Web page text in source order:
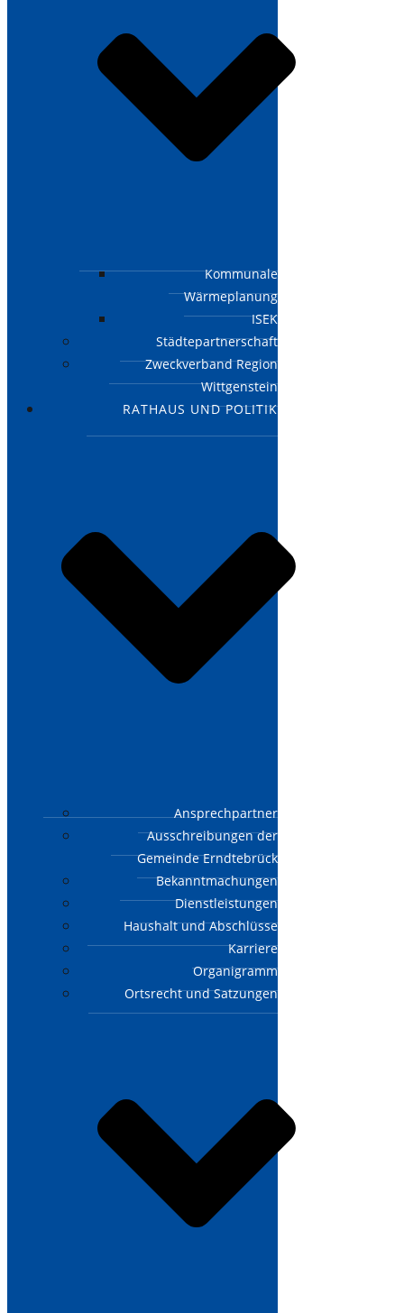
Kommunale
Wärmeplanung
ISEK
Städtepartnerschaft
Zweckverband Region
Wittgenstein
RATHAUS UND POLITIK
Ansprechpartner
Ausschreibungen der
Gemeinde Erndtebrück
Bekanntmachungen
Dienstleistungen
Haushalt und Abschlüsse
Karriere
Organigramm
Ortsrecht und Satzungen